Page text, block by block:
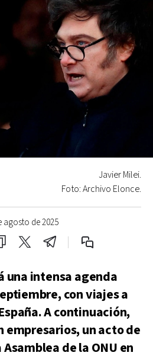
agosto de 2025
Javier Milei.
Foto: Archivo Elonce.
una intensa agenda
con viajes a
A continuación,
empresarios, un acto de
Asamblea de la ONU en